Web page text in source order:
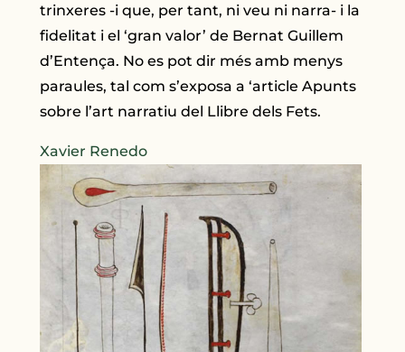
trinxeres -i que, per tant, ni veu ni narra- i la
fidelitat i el ‘gran valor’ de Bernat Guillem
d’Entença. No es pot dir més amb menys
paraules, tal com s’exposa a ‘article Apunts
sobre l’art narratiu del Llibre dels Fets.
Xavier Renedo